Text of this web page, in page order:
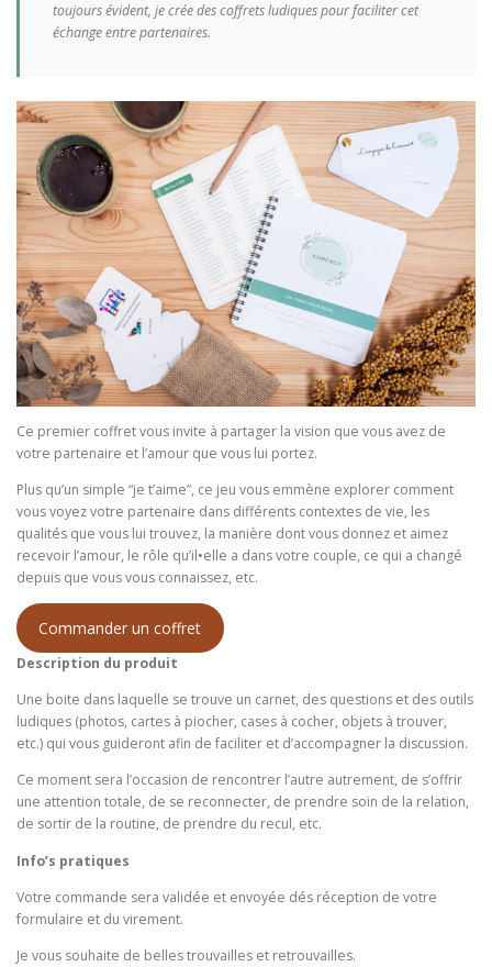
toujours évident, je crée des coffrets ludiques pour faciliter cet
échange entre partenaires.
Ce premier coffret vous invite à partager la vision que vous avez de
votre partenaire et l’amour que vous lui portez.
Plus qu’un simple “je t’aime”, ce jeu vous emmène explorer comment
vous voyez votre partenaire dans différents contextes de vie, les
qualités que vous lui trouvez, la manière dont vous donnez et aimez
recevoir l’amour, le rôle qu’il•elle a dans votre couple, ce qui a changé
depuis que vous vous connaissez, etc.
Commander un coffret
Description du produit
Une boite dans laquelle se trouve un carnet, des questions et des outils
ludiques (photos, cartes à piocher, cases à cocher, objets à trouver,
etc.) qui vous guideront afin de faciliter et d’accompagner la discussion.
Ce moment sera l’occasion de rencontrer l’autre autrement, de s’offrir
une attention totale, de se reconnecter, de prendre soin de la relation,
de sortir de la routine, de prendre du recul, etc.
Info’s pratiques
Votre commande sera validée et envoyée dés réception de votre
formulaire et du virement.
Je vous souhaite de belles trouvailles et retrouvailles.